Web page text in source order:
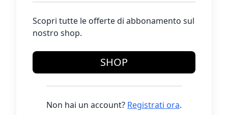
Scopri tutte le offerte di abbonamento sul
nostro shop.
SHOP
Non hai un account? Registrati ora.